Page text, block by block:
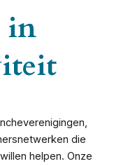
in
die
helpen. Onze